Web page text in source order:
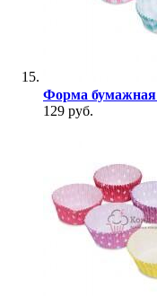
Форма бумажная
129 руб.